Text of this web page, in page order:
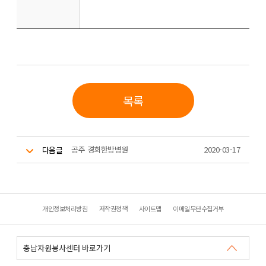
목록
다음글 공주 경희한방병원 2020-03-17
개인정보처리방침 저작권정책 사이트맵 이메일무단수집거부